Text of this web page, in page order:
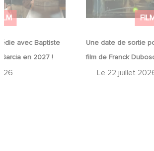
avec Baptiste
en 2027 !
Une date de sortie
film de Franck
Le 22 juillet